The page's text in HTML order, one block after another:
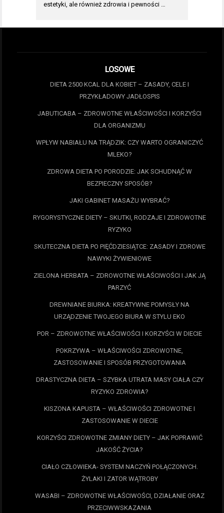
estetyki, ale również zdrowia i pewności …
LOSOWE
DIETA 2500 KCAL DLA KOBIET – ZASADY, CELE I
PRZYKŁADOWY JADŁOSPIS
JABUTICABA – ZDROWOTNE WŁAŚCIWOŚCI I KORZYŚCI
DLA ORGANIZMU
WPŁYW NABIAŁU NA TRĄDZIK: CZY WARTO OGRANICZYĆ
MLEKO?
ZDROWA DIETA PO PORODZIE: JAK SCHUDNĄĆ W
BEZPIECZNY SPOSÓB?
JAKI GABINET MASAŻU WYBRAĆ?
RYGORYSTYCZNE DIETY – SKUTKI, RODZAJE I ZDROWOTNE
RYZYKO
SKUTECZNA DIETA PO PIĘĆDZIESIĄTCE: ZASADY I ZDROWE
NAWYKI ŻYWIENIOWE
ZIELONA HERBATA – ZDROWOTNE WŁAŚCIWOŚCI I JAK JĄ
PARZYĆ
DREWNIANE BIURKA: KREATYWNE POMYSŁY NA
URZĄDZENIE TWOJEGO BIURA W STYLU EKO
POR – ZDROWOTNE WŁAŚCIWOŚCI I KORZYŚCI W DIECIE
POKRZYWA – WŁAŚCIWOŚCI ZDROWOTNE,
ZASTOSOWANIE I SPOSÓB PRZYGOTOWANIA
DRASTYCZNA DIETA – SZYBKA UTRATA MASY CIAŁA CZY
RYZYKO ZDROWIA?
KISZONA KAPUSTA – WŁAŚCIWOŚCI ZDROWOTNE I
ZASTOSOWANIE W DIECIE
KORZYŚCI ZDROWOTNE ZMIANY DIETY – JAK POPRAWIĆ
JAKOŚĆ ŻYCIA?
CIAŁO CZŁOWIEKA- SYSTEM NACZYŃ POŁĄCZONYCH.
ŻYLAKI I ZATOR WĄTROBY
WASABI – ZDROWOTNE WŁAŚCIWOŚCI, DZIAŁANIE ORAZ
PRZECIWWSKAZANIA